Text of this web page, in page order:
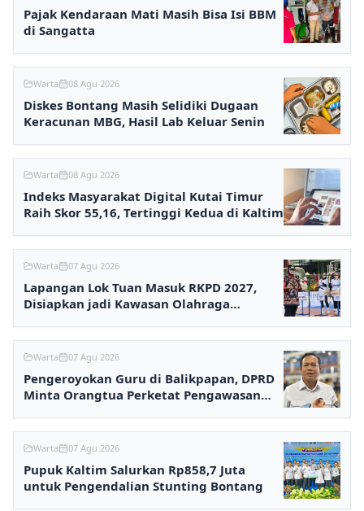
Pajak Kendaraan Mati Masih Bisa Isi BBM
di Sangatta
Warta 08 Agu 2026
Diskes Bontang Masih Selidiki Dugaan
Keracunan MBG, Hasil Lab Keluar Senin
Warta 08 Agu 2026
Indeks Masyarakat Digital Kutai Timur
Raih Skor 55,16, Tertinggi Kedua di Kaltim
Warta 07 Agu 2026
Lapangan Lok Tuan Masuk RKPD 2027,
Disiapkan jadi Kawasan Olahraga
Warta 07 Agu 2026
Pengeroyokan Guru di Balikpapan, DPRD
Minta Orangtua Perketat Pengawasan
Warta 07 Agu 2026
Pupuk Kaltim Salurkan Rp858,7 Juta
untuk Pengendalian Stunting Bontang